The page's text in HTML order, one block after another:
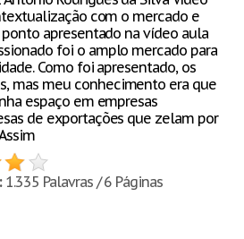
com o mercado e
apresentado na vídeo aula
foi o amplo mercado para
Como foi apresentado, os
mas meu conhecimento era que
espaço em empresas
de exportações que zelam por
1.335 Palavras / 6 Páginas